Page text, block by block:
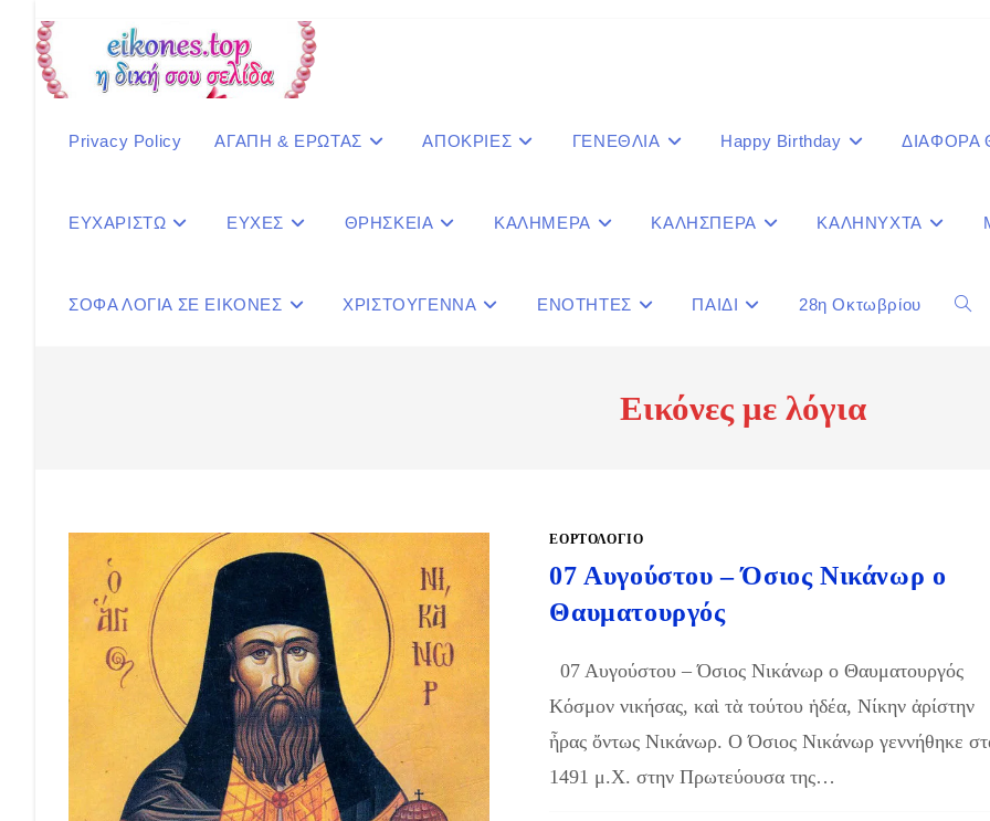
content
Privacy Policy ΑΓΑΠΗ & ΕΡΩΤΑΣ ΑΠΟΚΡΙΕΣ ΓΕΝΕΘΛΙΑ Happy Birthday ΔΙΑΦΟΡΑ
ΕΥΧΑΡΙΣΤΩ ΕΥΧΕΣ ΘΡΗΣΚΕΙΑ ΚΑΛΗΜΕΡΑ ΚΑΛΗΣΠΕΡΑ ΚΑΛΗΝΥΧΤΑ
ΣΟΦΑ ΛΟΓΙΑ ΣΕ ΕΙΚΟΝΕΣ ΧΡΙΣΤΟΥΓΕΝΝΑ ΕΝΟΤΗΤΕΣ ΠΑΙΔΙ 28η Οκτωβρίου
Εικόνες με λόγια
ΕΟΡΤΟΛΟΓΙΟ
07 Αυγούστου – Όσιος Νικάνωρ ο
Θαυματουργός
07 Αυγούστου – Όσιος Νικάνωρ ο Θαυματουργός
Κόσμον νικήσας, καὶ τὰ τούτου ἡδέα, Νίκην ἀρίστην
ἦρας ὄντως Νικάνωρ. Ο Όσιος Νικάνωρ γεννήθηκε
1491 μ.Χ. στην Πρωτεύουσα της…